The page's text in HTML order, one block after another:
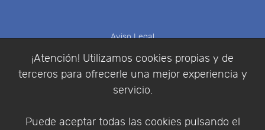
¡Atención! Utilizamos cookies propias y de
terceros para ofrecerle una mejor experiencia y
servicio.
Puede aceptar todas las cookies pulsando el
Aviso Legal
Política de Privacidad
Condiciones de compra
Identificarse